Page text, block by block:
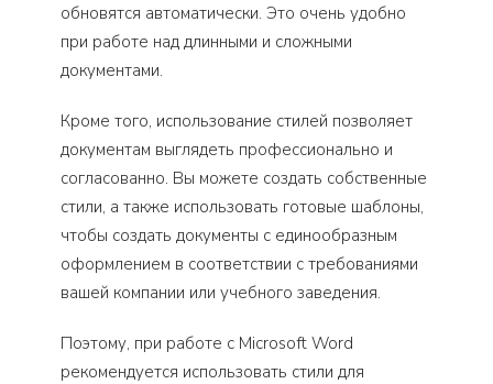
обновятся автоматически. Это очень удобно
при работе над длинными и сложными
документами.
Кроме того, использование стилей позволяет
документам выглядеть профессионально и
согласованно. Вы можете создать собственные
стили, а также использовать готовые шаблоны,
чтобы создать документы с единообразным
оформлением в соответствии с требованиями
вашей компании или учебного заведения.
Поэтому, при работе с Microsoft Word
рекомендуется использовать стили для